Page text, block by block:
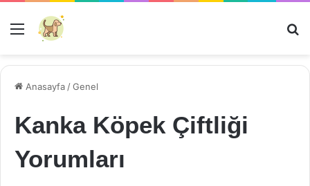
Menü
Anasayfa /Genel
Kanka Köpek Çiftliği
Yorumları